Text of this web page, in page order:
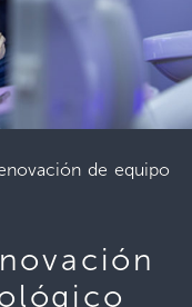
de equipo